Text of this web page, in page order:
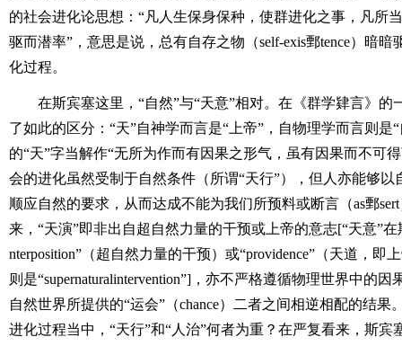
的社会进化论思想：“凡人生保身保种，使群进化之事，凡所
驱而潜率”，意思是说，总有自存之物（self-exis鄄tence）暗
化过程。
在斯宾塞这里，“自然”与“天意”相对。在《群学肄言》
了如此的区分：“天”自神学而言是“上帝”，自物理学而言则是
的“天”字当解作“无所为作而有因果之形气，虽有因果而不可
会的进化虽然受制于自然条件（所谓“天行”），但人亦能够以
顺应自然的要求，从而达成不能为我们所预料或断言（as鄄
来，“天演”即非出自超自然力量的干预或上帝的意志[“天意”在
nterposition”（超自然力量的干预）或“providence”（天道，即
则是“supernaturalintervention”]，亦不严格遵循物理世界中的
自然世界所提供的“运会”（chance）二者之间相逆相配的结果
进化过程当中，“天行”和“人治”何者为重？在严复看来，斯宾